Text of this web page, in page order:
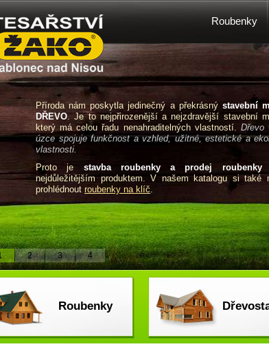
Příroda nám poskytla jedinečný a překrásný stavební
DŘEVO. Je to nejpřirozenější a nejzdravější stavební
který má celou řadu nenahraditelných vlastností. Dřevo
úzce spojuje funkčnost a vzhled, užitné, estetické a
vlastnosti.
Proto je stavba roubenky a prodej roubenky
nejdůležitějším produktem. V našem katalogu si také
prohlédnout roubenky na klíč.
Roubenky
2 3 4
Roubenky